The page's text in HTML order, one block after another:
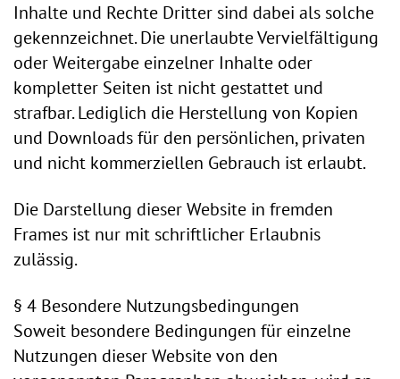
Inhalte und Rechte Dritter sind dabei als solche
gekennzeichnet. Die unerlaubte Vervielfältigung
oder Weitergabe einzelner Inhalte oder
kompletter Seiten ist nicht gestattet und
strafbar. Lediglich die Herstellung von Kopien
und Downloads für den persönlichen, privaten
und nicht kommerziellen Gebrauch ist erlaubt.
Die Darstellung dieser Website in fremden
Frames ist nur mit schriftlicher Erlaubnis
zulässig.
§ 4 Besondere Nutzungsbedingungen
Soweit besondere Bedingungen für einzelne
Nutzungen dieser Website von den